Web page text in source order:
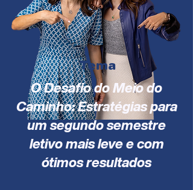
O Desafio do Meio do
Caminho: Estratégias para
um segundo semestre
letivo mais leve e com
ótimos resultados
Tema